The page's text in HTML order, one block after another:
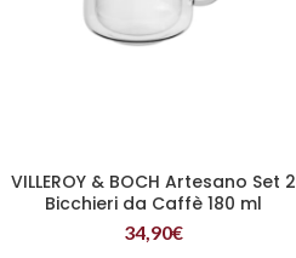
LEGGI TUTTO
VILLEROY & BOCH Artesano Set 2
Bicchieri da Caffè 180 ml
34,90€